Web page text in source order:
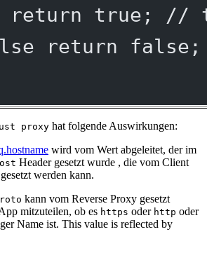
return
true ;
//
return false ;
proxy hat folgende Auswirkungen:
wird vom Wert abgeleitet, der im
Header gesetzt wurde , die vom Client
werden kann.
kann vom Reverse Proxy gesetzt
mitzuteilen, ob es https oder http oder
Name ist. This value is reflected by